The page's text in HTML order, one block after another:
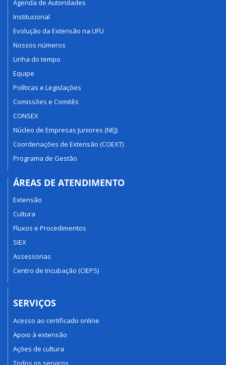
Agenda de Autoridades
Institucional
Evolução da Extensão na UFU
Nossos números
Linha do tempo
Equipe
Políticas e Legislações
Comissões e Comitês
CONSEX
Núcleo de Empresas Juniores (NEJ)
Coordenações de Extensão (COEXT)
Programa de Gestão
ÁREAS DE ATENDIMENTO
Extensão
Cultura
Fluxos e Procedimentos
SIEX
Assessorias
Centro de Incubação (CIEPS)
SERVIÇOS
Acesso ao certificado online
Apoio à extensão
Ações de cultura
Todos os serviços